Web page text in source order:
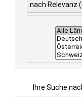
nach Relevanz
Ihre Suche